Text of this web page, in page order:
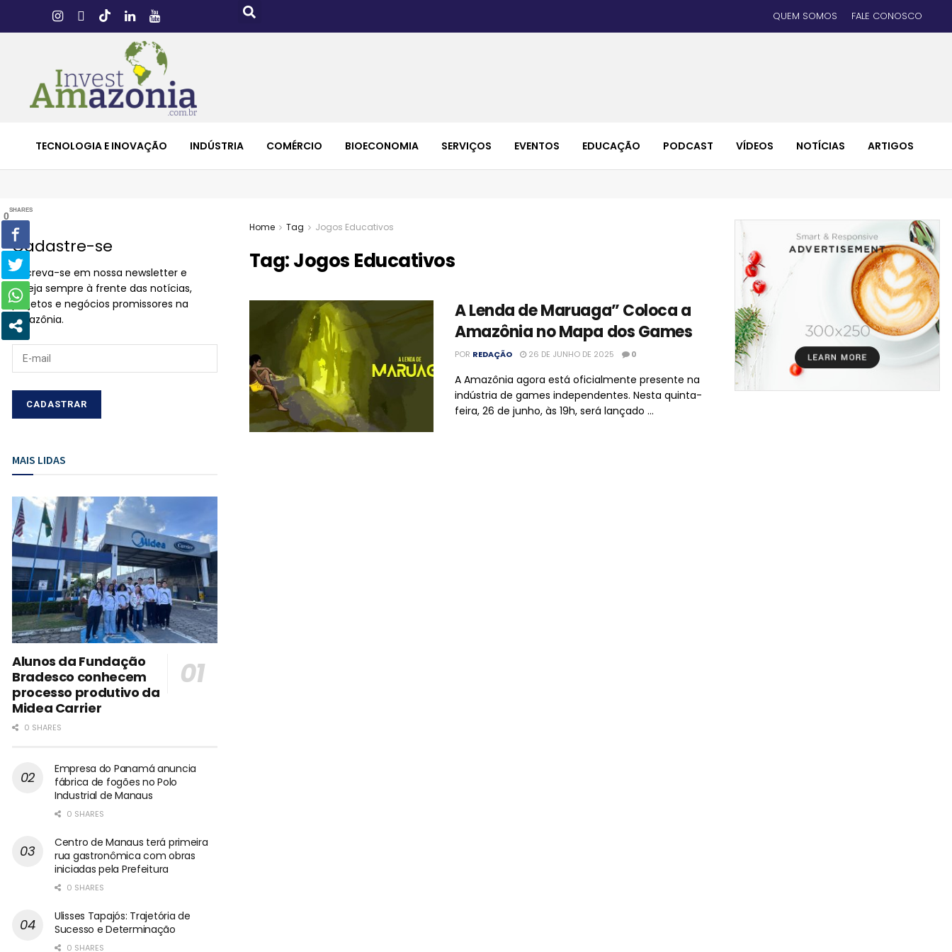
QUEM SOMOS FALE CONOSCO
TECNOLOGIA E INOVAÇÃO INDÚSTRIA COMÉRCIO BIOECONOMIA SERVIÇOS EVENTOS EDUCAÇÃO PODCAST VÍDEOS NOTÍCIAS ARTIGOS
Home Tag Jogos Educativos
Tag:Jogos Educativos
A Lenda de Maruaga” Coloca a
Amazônia no Mapa dos Games
POR REDAÇÃO 26 DE JUNHO DE 2025 0
A Amazônia agora está oficialmente presente na
indústria de games independentes. Nesta quinta-
feira, 26 de junho, às 19h, será lançado ...
Cadastre-se
Inscreva-se em nossa newsletter e
esteja sempre à frente das notícias,
projetos e negócios promissores na
Amazônia.
MAIS LIDAS
Alunos da Fundação
Bradesco conhecem
processo produtivo da
Midea Carrier
0 SHARES
Empresa do Panamá anuncia
fábrica de fogões no Polo
Industrial de Manaus
0 SHARES
Centro de Manaus terá primeira
rua gastronômica com obras
iniciadas pela Prefeitura
0 SHARES
Ulisses Tapajós: Trajetória de
Sucesso e Determinação
0 SHARES
0
SHARES